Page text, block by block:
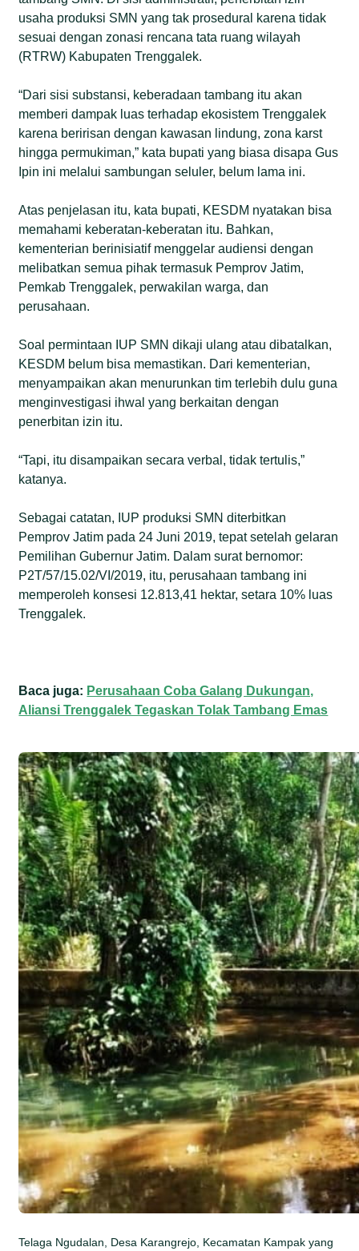
usaha produksi SMN yang tak prosedural karena tidak
sesuai dengan zonasi rencana tata ruang wilayah
(RTRW) Kabupaten Trenggalek.
“Dari sisi substansi, keberadaan tambang itu akan
memberi dampak luas terhadap ekosistem Trenggalek
karena beririsan dengan kawasan lindung, zona karst
hingga permukiman,” kata bupati yang biasa disapa Gus
Ipin ini melalui sambungan seluler, belum lama ini.
Atas penjelasan itu, kata bupati, KESDM nyatakan bisa
memahami keberatan-keberatan itu. Bahkan,
kementerian berinisiatif menggelar audiensi dengan
melibatkan semua pihak termasuk Pemprov Jatim,
Pemkab Trenggalek, perwakilan warga, dan
perusahaan.
Soal permintaan IUP SMN dikaji ulang atau dibatalkan,
KESDM belum bisa memastikan. Dari kementerian,
menyampaikan akan menurunkan tim terlebih dulu guna
menginvestigasi ihwal yang berkaitan dengan
penerbitan izin itu.
“Tapi, itu disampaikan secara verbal, tidak tertulis,”
katanya.
Sebagai catatan, IUP produksi SMN diterbitkan
Pemprov Jatim pada 24 Juni 2019, tepat setelah gelaran
Pemilihan Gubernur Jatim. Dalam surat bernomor:
P2T/57/15.02/VI/2019, itu, perusahaan tambang ini
memperoleh konsesi 12.813,41 hektar, setara 10% luas
Trenggalek.
Baca juga: Perusahaan Coba Galang Dukungan,
Aliansi Trenggalek Tegaskan Tolak Tambang Emas
Telaga Ngudalan, Desa Karangrejo, Kecamatan Kampak yang